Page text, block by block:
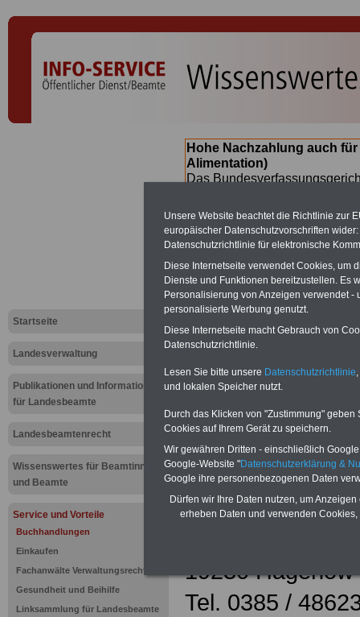
Startseite
Landesverwaltung
Publikationen und Informationen
für Landesbeamte
Landesbeamtenrecht
Wissenswertes für Beamtinnen
und Beamte
Service und Vorteile
Buchhandlungen
Einkaufen
Fachanwälte Verwaltungsrecht
Gesundheit und Beihilfe
Linksammlung für Landesbeamte
Hohe Nachzahlung auch
Alimentation)
Das
Neuregelung der Besoldung
(Beamte &
Nachzahlungen
SERVICE gibt hierzu eine
dem Beschluss des
wird (wahrscheinlich im
Broschüre.
Hagenow
Mehr
Buchhandel
19230 Hagenow
Tel. 0385 /
Unsere Website beachtet die Richtlinie zur
europäischer Datenschutzvorschriften
Datenschutzrichtlinie für elektronische
Diese Internetseite verwendet Cookies, um
Dienste und Funktionen bereitzustellen. Es
Personalisierung von Anzeigen verwendet
personalisierte Werbung genutzt.
Diese Internetseite macht Gebrauch von
Datenschutzrichtlinie.
Lesen Sie bitte unsere Datenschutzrichtlinie
und lokalen Speicher nutzt.
Durch das Klicken von "Zustimmung"
Cookies auf Ihrem Gerät zu speichern.
Wir gewähren Dritten - einschließlich
Google-Website "Datenschutzerklärung &
Google ihre personenbezogenen Daten
Dürfen wir Ihre Daten nutzen, um
erheben Daten und verwenden